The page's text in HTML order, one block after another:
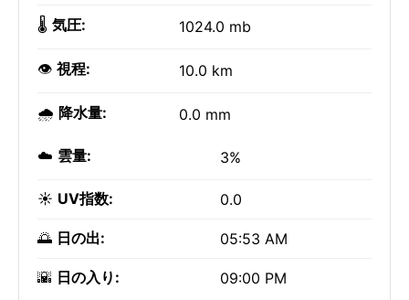
🌡️ 気圧: 1024.0 mb
👁️ 視程: 10.0 km
🌧️ 降水量: 0.0 mm
☁️ 雲量: 3%
☀️ UV指数: 0.0
🌅 日の出: 05:53 AM
🌇 日の入り: 09:00 PM